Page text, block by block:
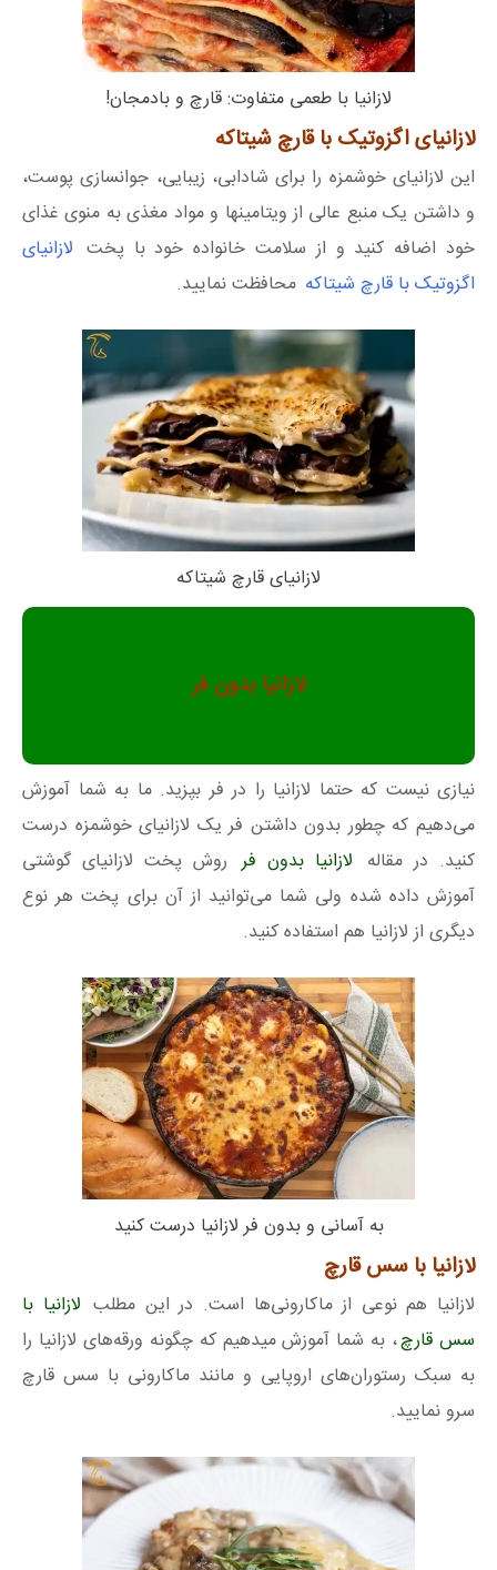
لازانیا با طعمی متفاوت: قارچ و بادمجان!
لازانیای اگزوتیک با قارچ شیتاکه
این لازانیای خوشمزه را برای شادابی، زیبایی، جوانسازی پوست،
و داشتن یک منبع عالی از ویتامینها و مواد مغذی به منوی غذای
خود اضافه کنید و از سلامت خانواده خود با پخت لازانیای
اگزوتیک با قارچ شیتاکه محافظت نمایید.
لازانیای قارچ شیتاکه
لازانیا بدون فر
نیازی نیست که حتما لازانیا را در فر بپزید. ما به شما آموزش
می‌دهیم که چطور بدون داشتن فر یک لازانیای خوشمزه درست
کنید. در مقاله لازانیا بدون فر روش پخت لازانیای گوشتی
آموزش داده شده ولی شما می‌توانید از آن برای پخت هر نوع
دیگری از لازانیا هم استفاده کنید.
به آسانی و بدون فر لازانیا درست کنید
لازانیا با سس قارچ
لازانیا هم نوعی از ماکارونی‌‌ها است. در این مطلب لازانیا با
سس قارچ، به شما آموزش میدهیم که چگونه ورقه‌های لازانیا را
به سبک رستوران‌های اروپایی و مانند ماکارونی با سس قارچ
سرو نمایید.